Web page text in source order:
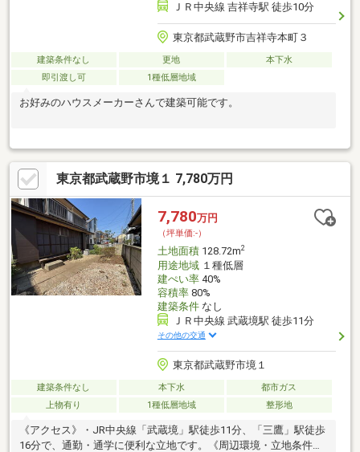
ＪＲ中央線 吉祥寺駅 徒歩10分
東京都武蔵野市吉祥寺本町３
建築条件なし 更地
本下水
即引渡し可
1種低層地域
お好みのハウスメーカーさんで建築可能です。
東京都武蔵野市境１ 7,780万円
7,780万円
（坪単価:-）
土地面積128.72m2
用途地域１種低層
建ぺい率40%
容積率80%
建築条件なし
ＪＲ中央線 武蔵境駅 徒歩11分
その他の交通
東京都武蔵野市境１
建築条件なし 本下水
都市ガス
上物有り
1種低層地域 整形地
《アクセス》・JR中央線「武蔵境」駅徒歩11分、「三鷹」駅徒歩
16分で、通勤・通学に便利な立地です。《周辺環境・立地条件